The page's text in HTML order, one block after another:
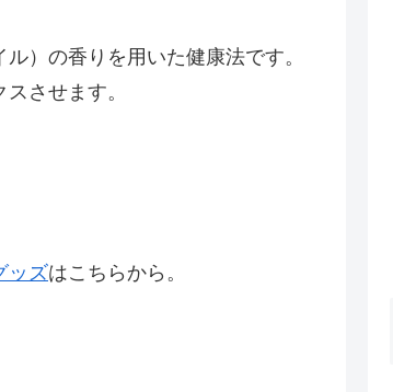
）の香りを用いた健康法です。
させます。
ッズはこちらから。